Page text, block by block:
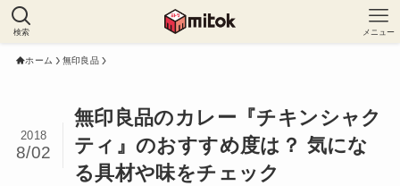
検索 メニュー
ホーム 無印良品
無印良品のカレー『チキンシャク
ティ』のおすすめ度は？ 気にな
る具材や味をチェック
2018
8/02